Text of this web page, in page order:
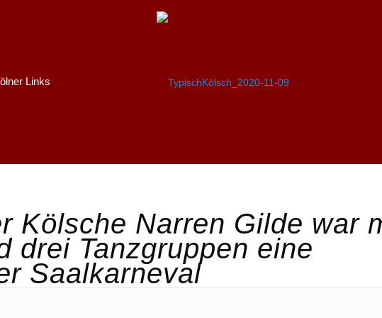
Links
Kölsche Narren Gilde war
drei Tanzgruppen eine
Saalkarneval